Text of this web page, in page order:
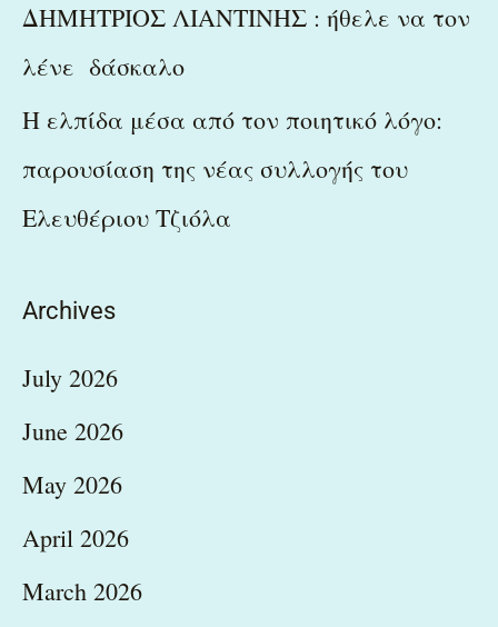
ΔΗΜΗΤΡΙΟΣ ΛΙΑΝΤΙΝΗΣ : ήθελε να τον
λένε δάσκαλο
Η ελπίδα μέσα από τον ποιητικό λόγο:
παρουσίαση της νέας συλλογής του
Ελευθέριου Τζιόλα
Archives
July 2026
June 2026
May 2026
April 2026
March 2026